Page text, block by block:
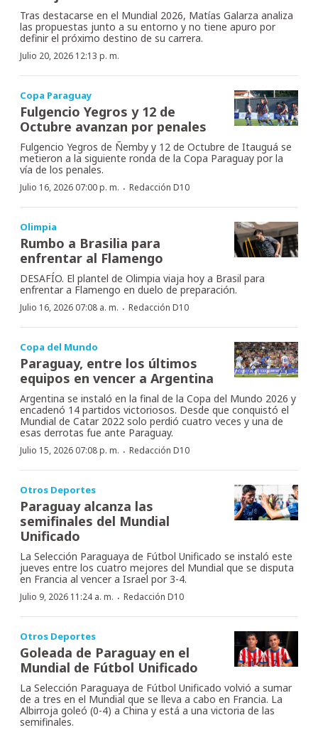
Tras destacarse en el Mundial 2026, Matías Galarza analiza
las propuestas junto a su entorno y no tiene apuro por
definir el próximo destino de su carrera.
Julio 20, 2026 12:13 p. m.
Copa Paraguay
Fulgencio Yegros y 12 de
Octubre avanzan por penales
Fulgencio Yegros de Ñemby y 12 de Octubre de Itauguá se
metieron a la siguiente ronda de la Copa Paraguay por la
vía de los penales.
Julio 16, 2026 07:00 p. m. · Redacción D10
Olimpia
Rumbo a Brasilia para
enfrentar al Flamengo
DESAFÍO. El plantel de Olimpia viaja hoy a Brasil para
enfrentar a Flamengo en duelo de preparación.
Julio 16, 2026 07:08 a. m. · Redacción D10
Copa del Mundo
Paraguay, entre los últimos
equipos en vencer a Argentina
Argentina se instaló en la final de la Copa del Mundo 2026 y
encadenó 14 partidos victoriosos. Desde que conquistó el
Mundial de Catar 2022 solo perdió cuatro veces y una de
esas derrotas fue ante Paraguay.
Julio 15, 2026 07:08 p. m. · Redacción D10
Otros Deportes
Paraguay alcanza las
semifinales del Mundial
Unificado
La Selección Paraguaya de Fútbol Unificado se instaló este
jueves entre los cuatro mejores del Mundial que se disputa
en Francia al vencer a Israel por 3-4.
Julio 9, 2026 11:24 a. m. · Redacción D10
Otros Deportes
Goleada de Paraguay en el
Mundial de Fútbol Unificado
La Selección Paraguaya de Fútbol Unificado volvió a sumar
de a tres en el Mundial que se lleva a cabo en Francia. La
Albirroja goleó (0-4) a China y está a una victoria de las
semifinales.